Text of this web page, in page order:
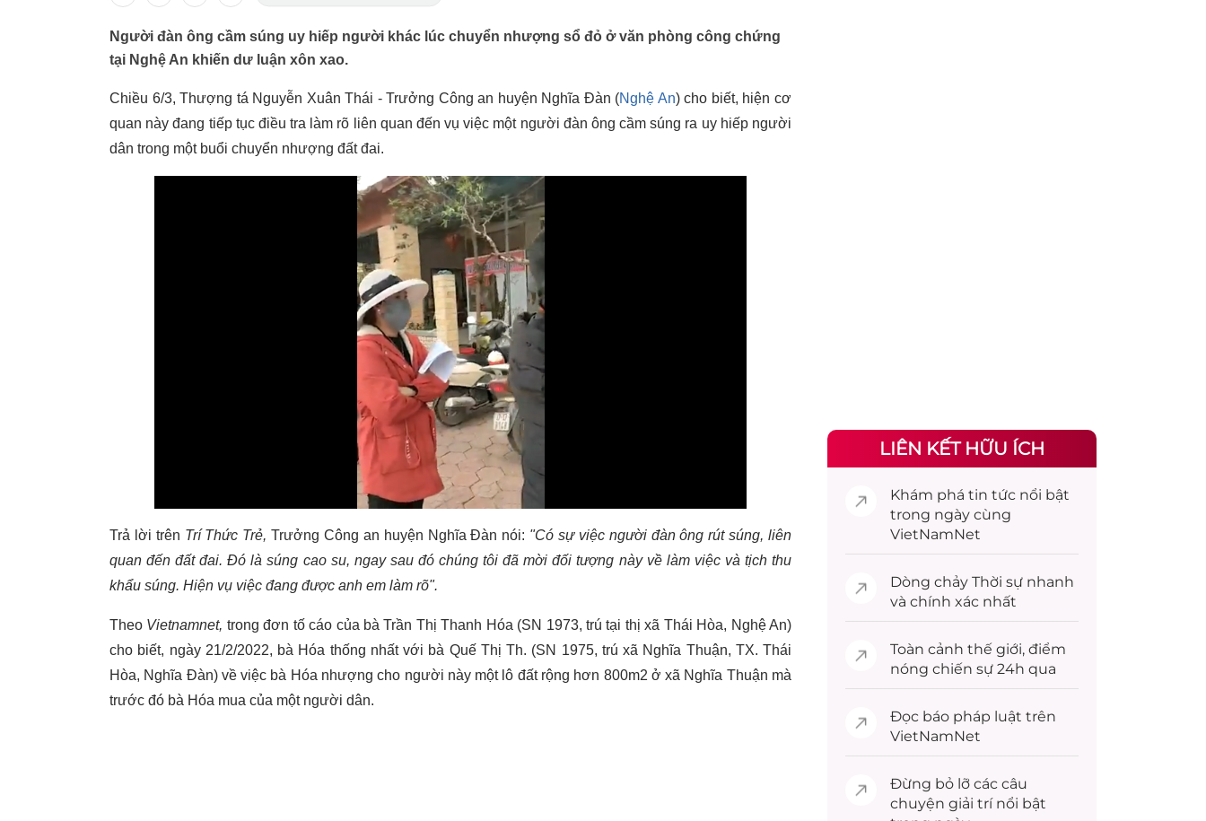
Người đàn ông cầm súng uy hiếp người khác lúc chuyển nhượng sổ đỏ ở văn phòng công chứng
tại Nghệ An khiến dư luận xôn xao.
Chiều 6/3, Thượng tá Nguyễn Xuân Thái - Trưởng Công an huyện Nghĩa Đàn (Nghệ An) cho biết, hiện cơ
quan này đang tiếp tục điều tra làm rõ liên quan đến vụ việc một người đàn ông cầm súng ra uy hiếp người
dân trong một buổi chuyển nhượng đất đai.
Trả lời trên Trí Thức Trẻ,Trưởng Công an huyện Nghĩa Đàn nói: "Có sự việc người đàn ông rút súng, liên
quan đến đất đai. Đó là súng cao su, ngay sau đó chúng tôi đã mời đối tượng này về làm việc và tịch thu
khẩu súng. Hiện vụ việc đang được anh em làm rõ".
Theo Vietnamnet, trong đơn tố cáo của bà Trần Thị Thanh Hóa (SN 1973, trú tại thị xã Thái Hòa, Nghệ An)
cho biết, ngày 21/2/2022, bà Hóa thống nhất với bà Quế Thị Th. (SN 1975, trú xã Nghĩa Thuận, TX. Thái
Hòa, Nghĩa Đàn) về việc bà Hóa nhượng cho người này một lô đất rộng hơn 800m2 ở xã Nghĩa Thuận mà
trước đó bà Hóa mua của một người dân.
LIÊN KẾT HỮU ÍCH
Khám phá tin tức nổi bật
trong ngày cùng
VietNamNet
Dòng chảy Thời sự nhanh
và chính xác nhất
Toàn cảnh thế giới, điểm
nóng chiến sự 24h qua
Đọc báo pháp luật trên
VietNamNet
Đừng bỏ lỡ các câu
chuyện giải trínổi bật